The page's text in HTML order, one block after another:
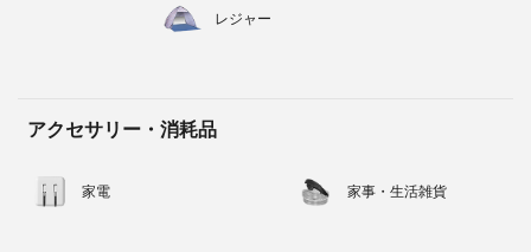
レジャー
アクセサリー・消耗品
家電 家事・生活雑貨